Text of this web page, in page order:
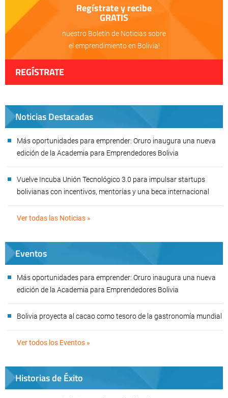
Regístrate y recibe
GRATIS
nuestro Boletín de Noticias sobre
el emprendimiento en Bolivia!
REGÍSTRATE
Noticias Destacadas
Más oportunidades para emprender: Oruro inaugura una nueva
edición de la Academia para Emprendedores Bolivia
Vuelve Incuba Unión Tecnológico 3.0 para impulsar startups
bolivianas con incentivos, mentorías y una beca internacional
Ver todas las Noticias »
Eventos
Más oportunidades para emprender: Oruro inaugura una nueva
edición de la Academia para Emprendedores Bolivia
Bolivia proyecta al cacao como tesoro de la gastronomía mundial
Ver todos los Eventos »
Historias de Éxito